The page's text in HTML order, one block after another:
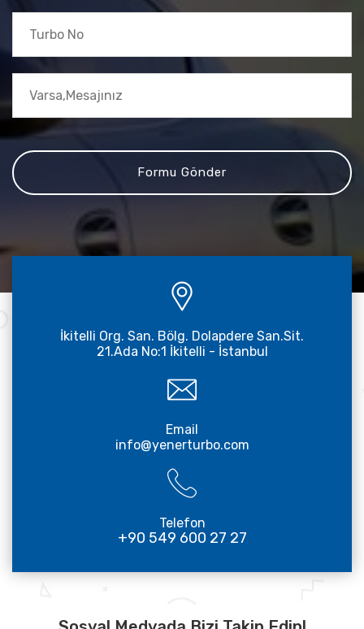
İkitelli Org. San. Bölg. Dolapdere San.Sit.
21.Ada No:1 İkitelli - İstanbul
Email
info@yenerturbo.com
Telefon
+90 549 600 27 27